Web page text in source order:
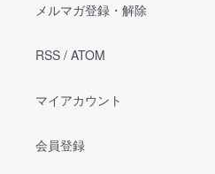
メルマガ登録・解除
RSS / ATOM
マイアカウント
会員登録